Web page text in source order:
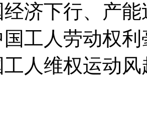
经济下行、产
工人劳动权
人维权运动